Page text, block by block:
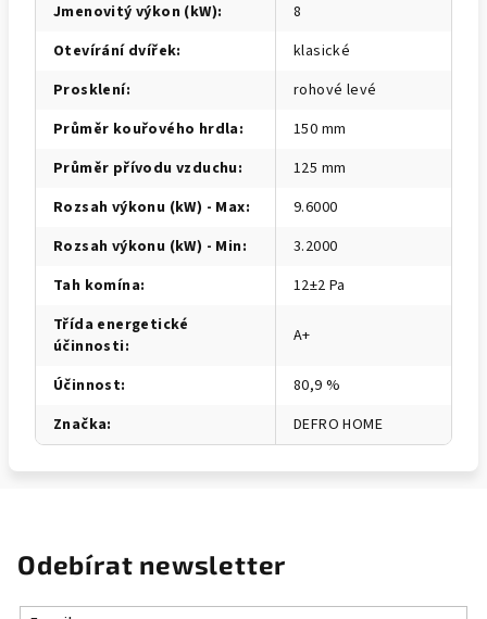
Jmenovitý výkon (kW):
8
Otevírání dvířek:
klasické
Prosklení:
rohové levé
Průměr kouřového hrdla:
150 mm
Průměr přívodu vzduchu:
125 mm
Rozsah výkonu (kW) - Max:
9.6000
Rozsah výkonu (kW) - Min:
3.2000
Tah komína:
12±2 Pa
Třída energetické
účinnosti: A+
Účinnost:
80,9 %
Značka: DEFRO HOME
Odebírat newsletter